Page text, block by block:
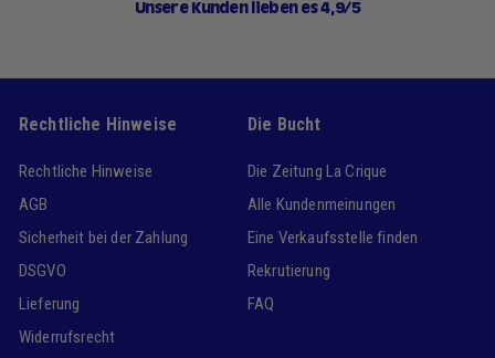
Unsere Kunden lieben es 4,9/5
Rechtliche Hinweise
Rechtliche Hinweise
AGB
Sicherheit bei der Zahlung
DSGVO
Lieferung
Widerrufsrecht
Die Bucht
Die Zeitung La Crique
Alle Kundenmeinungen
Eine Verkaufsstelle finden
Rekrutierung
FAQ